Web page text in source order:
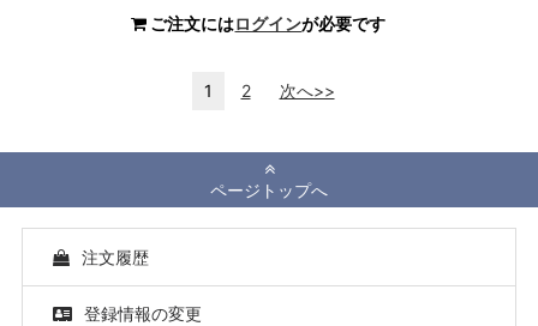
ご注文にはログインが必要です
1 2 次へ>>
ページトップへ
注文履歴
登録情報の変更